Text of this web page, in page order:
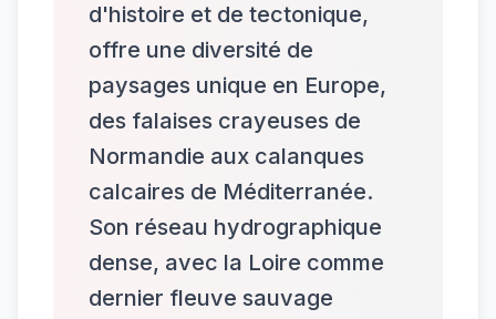
d'histoire et de tectonique,
offre une diversité de
paysages unique en Europe,
des falaises crayeuses de
Normandie aux calanques
calcaires de Méditerranée.
Son réseau hydrographique
dense, avec la Loire comme
dernier fleuve sauvage